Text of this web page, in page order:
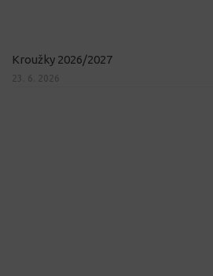
Kroužky 2026/2027
23. 6. 2026